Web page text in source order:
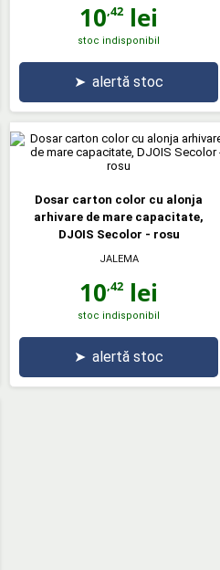
10,42 lei
stoc indisponibil
➤ alertă stoc
Dosar carton color cu alonja
arhivare de mare capacitate,
DJOIS Secolor - rosu
JALEMA
10,42 lei
stoc indisponibil
➤ alertă stoc